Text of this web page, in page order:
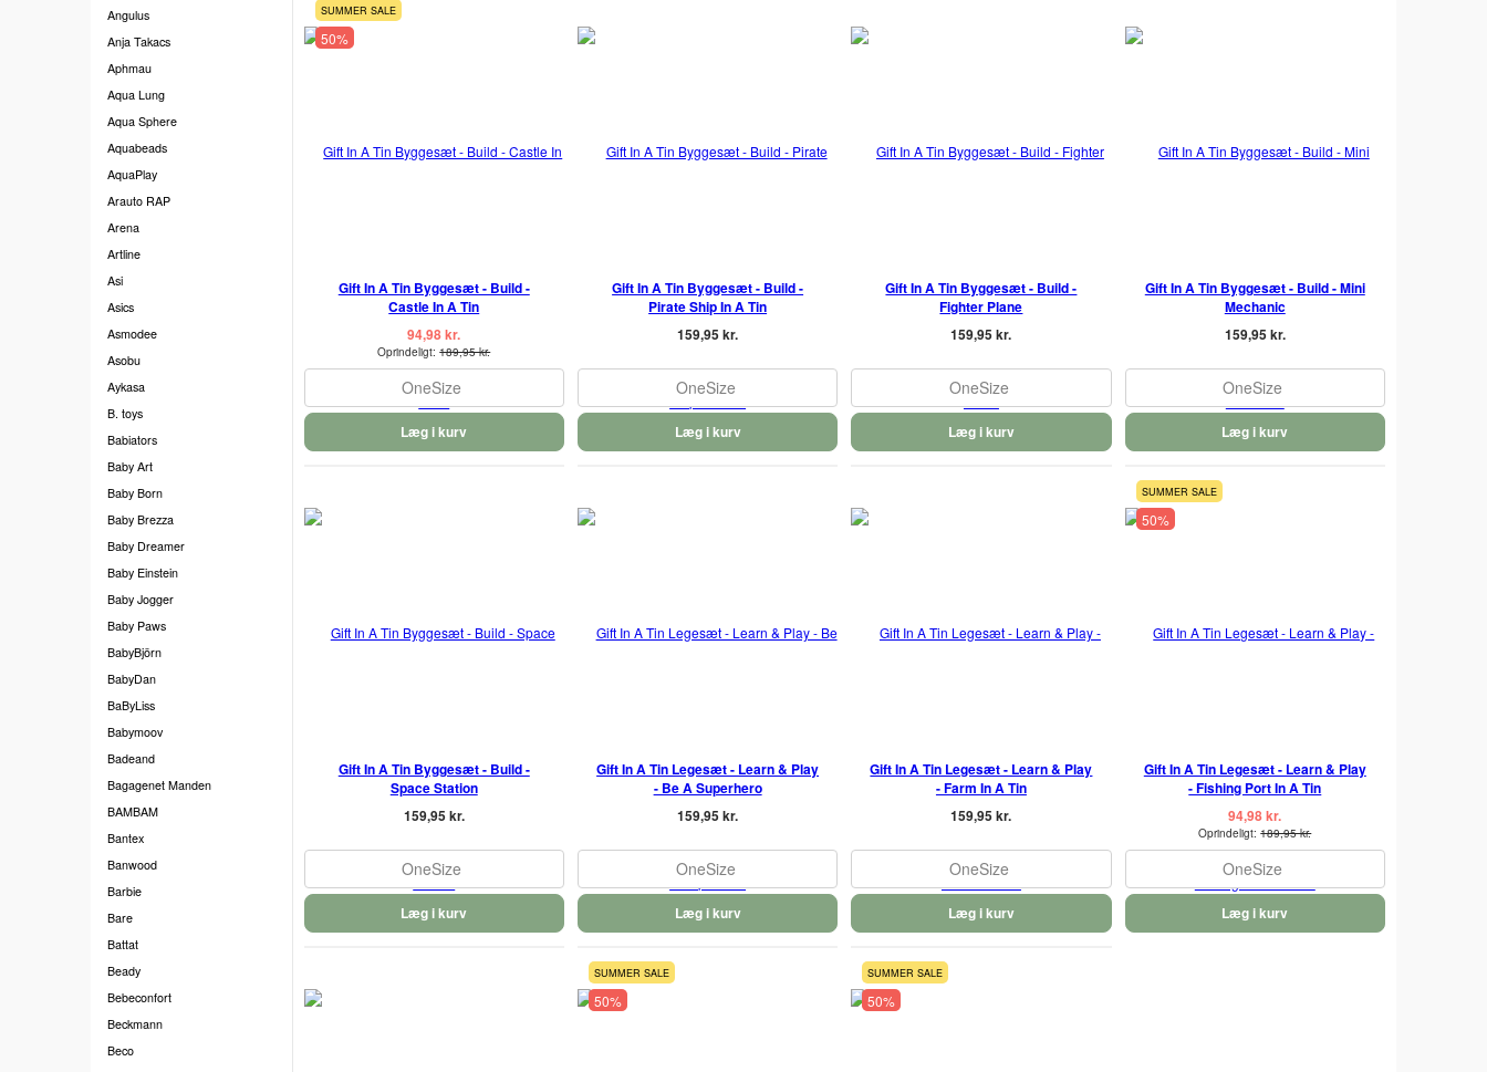
Angulus
Anja Takacs
Aphmau
Aqua Lung
Aqua Sphere
Aquabeads
AquaPlay
Arauto RAP
Arena
Artline
Asi
Asics
Asmodee
Asobu
Aykasa
B. toys
Babiators
Baby Art
Baby Born
Baby Brezza
Baby Dreamer
Baby Einstein
Baby Jogger
Baby Paws
BabyBjörn
BabyDan
BaByLiss
Babymoov
Badeand
Bagagenet Manden
BAMBAM
Bantex
Banwood
Barbie
Bare
Battat
Beady
Bebeconfort
Beckmann
Beco
SUMMER SALE
50%
Gift In A Tin Byggesæt - Build -
Castle In A Tin
94,98 kr.
Oprindeligt:189,95 kr.
OneSize
Læg i kurv
Gift In A Tin Byggesæt - Build -
Pirate Ship In A Tin
159,95 kr.
OneSize
Læg i kurv
Gift In A Tin Byggesæt - Build -
Fighter Plane
159,95 kr.
OneSize
Læg i kurv
Gift In A Tin Byggesæt - Build - Mini
Mechanic
159,95 kr.
OneSize
Læg i kurv
Gift In A Tin Byggesæt - Build -
Space Station
159,95 kr.
OneSize
Læg i kurv
Gift In A Tin Legesæt - Learn & Play
- Be A Superhero
159,95 kr.
OneSize
Læg i kurv
Gift In A Tin Legesæt - Learn & Play
- Farm In A Tin
159,95 kr.
OneSize
Læg i kurv
SUMMER SALE
50%
Gift In A Tin Legesæt - Learn & Play
- Fishing Port In A Tin
94,98 kr.
Oprindeligt:189,95 kr.
OneSize
Læg i kurv
SUMMER SALE
50%
SUMMER SALE
50%